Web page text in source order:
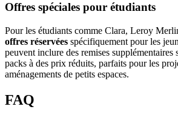
Offres spéciales pour étudiants
Pour les étudiants comme Clara, Leroy
offres réservées spécifiquement pour les
peuvent inclure des remises supplémentaires
packs à des prix réduits, parfaits pour les
aménagements de petits espaces.
FAQ